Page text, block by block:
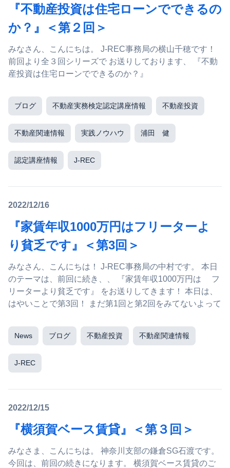
『不動産投資は住宅ローンでできるの
か？』＜第２回＞
みなさん、こんにちは。 J-REC事務局の横山千穂です！
前回より全３回シリーズで お送りしております、 『不動
産投資は住宅ローンでできるのか？』
ブログ 不動産実務検定認定講座情報 不動産投資
不動産関連情報 実践ノウハウ 浦田 健
認定講座情報 J-REC
2022/12/16
『家賃年収1000万円はフリーターよ
り貧乏です』＜第3回＞
みなさん、こんにちは！ J-REC事務局の中村です。 本日
のテーマは、前回に続き、、 『家賃年収1000万円は フ
リーターより貧乏です』 をお送りしてきます！ 本日は、
はやいことで第3回！ まだ第1回と第2回をみてないよって
News ブログ 不動産投資 不動産関連情報
J-REC
2022/12/15
『横須賀ベース賃貸』＜第３回＞
みなさま、こんにちは。 神奈川支部の鎌倉SG石渡です。
今回は、前回の続きになります。 横須賀ベース賃貸のご